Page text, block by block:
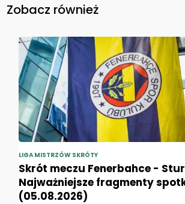
Zobacz również
LIGA MISTRZÓW SKRÓTY
Skrót meczu Fenerbahce -
Najważniejsze fragmenty
(05.08.2026)